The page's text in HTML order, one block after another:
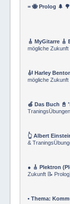
= 🐝 Prolog 🌲
🎸 MyGitarre 🎸
mögliche Zukunft
🎻 Harley
mögliche Zukunft
🍏 Das Buch 📓
👆 Albert
&
● 🎸 Plektron
Zukunft 📝 Prolog
• Thema: